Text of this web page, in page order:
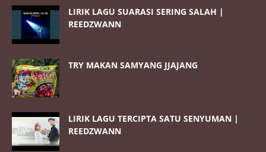
LIRIK LAGU SUARASI SERING SALAH |
REEDZWANN
TRY MAKAN SAMYANG JJAJANG
LIRIK LAGU TERCIPTA SATU SENYUMAN |
REEDZWANN